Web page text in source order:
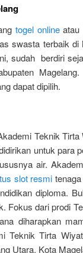
togel onlineatau
swasta terbaik
sudah berdiri
dapat dipilih.
Teknik
untuk para
air.
slot resmi
diploma.
Fokus dari prodi
diharapkan
Teknik Tirta
Utara, Kota